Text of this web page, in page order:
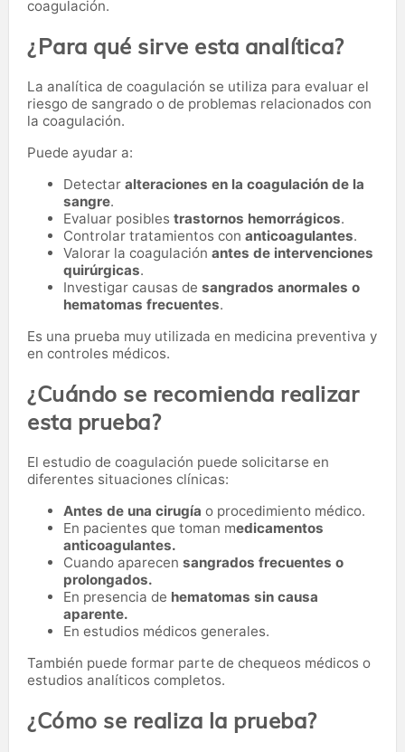
coagulación.
¿Para qué sirve esta analítica?
La analítica de coagulación se utiliza para evaluar el
riesgo de sangrado o de problemas relacionados con
la coagulación.
Puede ayudar a:
Detectar alteraciones en la coagulación de la
sangre.
Evaluar posibles trastornos hemorrágicos.
Controlar tratamientos con anticoagulantes.
Valorar la coagulación antes de intervenciones
quirúrgicas.
Investigar causas de sangrados anormales o
hematomas frecuentes.
Es una prueba muy utilizada en medicina preventiva y
en controles médicos.
¿Cuándo se recomienda realizar
esta prueba?
El estudio de coagulación puede solicitarse en
diferentes situaciones clínicas:
Antes de una cirugía o procedimiento médico.
En pacientes que toman medicamentos
anticoagulantes.
Cuando aparecen sangrados frecuentes o
prolongados.
En presencia de hematomas sin causa
aparente.
En estudios médicos generales.
También puede formar parte de chequeos médicos o
estudios analíticos completos.
¿Cómo se realiza la prueba?